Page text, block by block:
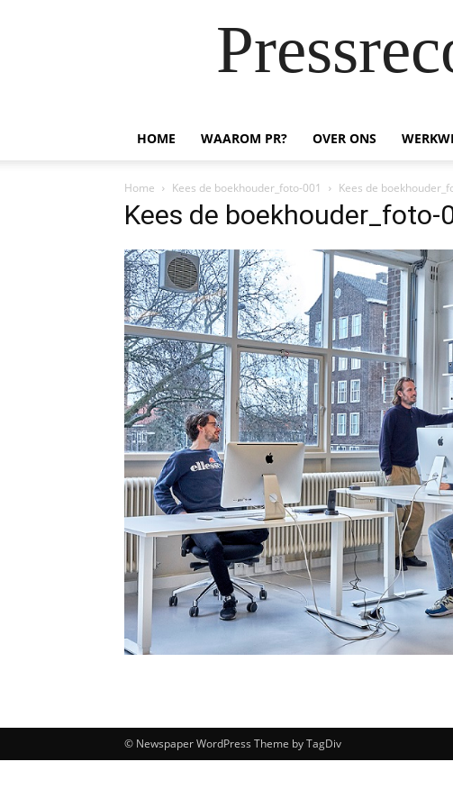
HOME WAAROM PR? OVER ONS
Home Kees de boekhouder_foto-001 Kees de
Kees de boekhouder_foto-
© Newspaper WordPress Theme by TagDiv